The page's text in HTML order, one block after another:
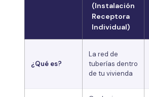
(Instalación
Receptora
Individual)
¿Qué es?
La red de
tuberías dentro
de tu vivienda